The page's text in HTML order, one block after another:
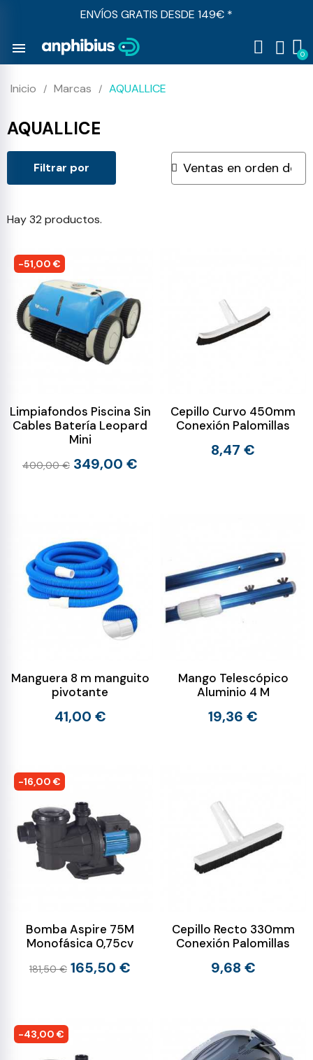
ENVÍOS GRATIS DESDE 149€ *
menu
Inicio Marcas AQUALLICE
AQUALLICE
Hay 32 productos.
Filtrar por
-51,00 €
Limpiafondos Piscina Sin
Cables Batería Leopard
Mini
400,00 € 349,00 €
Cepillo Curvo 450mm
Conexión Palomillas
8,47 €
Manguera 8 m manguito
pivotante
41,00 €
Mango Telescópico
Aluminio 4 M
19,36 €
-16,00 €
Bomba Aspire 75M
Monofásica 0,75cv
181,50 € 165,50 €
Cepillo Recto 330mm
Conexión Palomillas
9,68 €
-43,00 €